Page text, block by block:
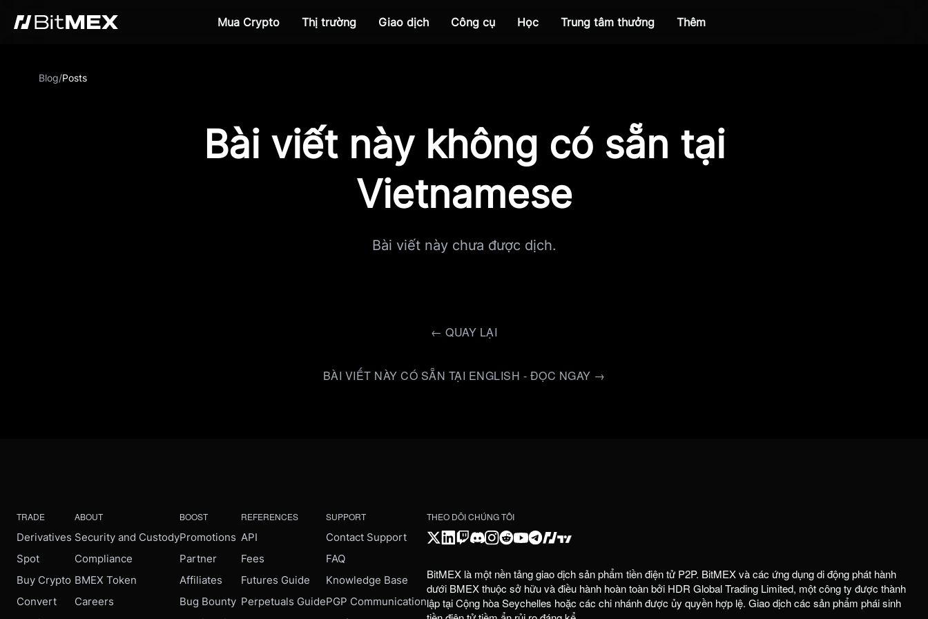
Mua Crypto Thị trường Giao dịch Công cụ Học Trung tâm thưởng Thêm
Blog/Posts
Bài viết này không có sẵn tại
Vietnamese
Bài viết này chưa được dịch.
← QUAY LẠI
BÀI VIẾT NÀY CÓ SẴN TẠI ENGLISH - ĐỌC NGAY →
TRADE
Derivatives
Spot
Buy Crypto
Convert
ABOUT
Security and Custody
Compliance
BMEX Token
Careers
BOOST
Promotions
Partner
Affiliates
Bug Bounty
REFERENCES
API
Fees
Futures Guide
Perpetuals Guide
SUPPORT
Contact Support
FAQ
Knowledge Base
PGP Communication
THEO DÕI CHÚNG TÔI
BitMEX là một nền tảng giao dịch sản phẩm tiền điện tử P2P. BitMEX và các ứng dụng di động phát hành
dưới BMEX thuộc sở hữu và điều hành hoàn toàn bởi HDR Global Trading Limited, một công ty được thành
lập tại Cộng hòa Seychelles hoặc các chi nhánh được ủy quyền hợp lệ. Giao dịch các sản phẩm phái sinh